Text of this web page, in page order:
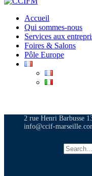
Accueil
Qui sommes-nous
Services aux
Foires & Salons
Pôle Europe
2 rue Henri Barbusse
info@ccif-